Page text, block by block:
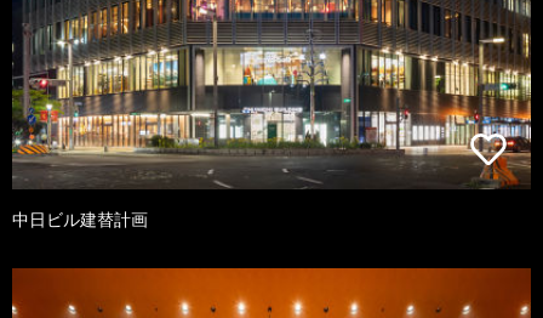
中日ビル建替計画